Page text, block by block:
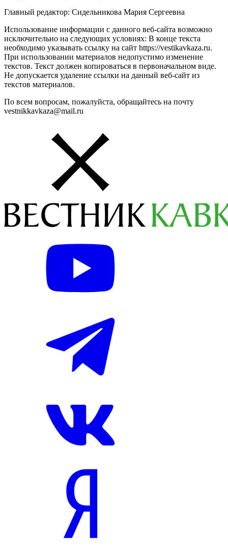
Главный редактор: Сидельникова Мария Сергеевна
Использование информации с данного веб-сайта возможно
исключительно на следующих условиях: В конце текста
необходимо указывать ссылку на сайт https://vestikavkaza.ru.
При использовании материалов недопустимо изменение
текстов. Текст должен копироваться в первоначальном виде.
Не допускается удаление ссылки на данный веб-сайт из
текстов материалов.
По всем вопросам, пожалуйста, обращайтесь на почту
vestnikkavkaza@mail.ru